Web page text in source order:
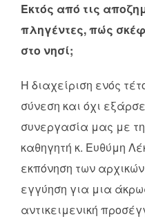
Εκτός από τις
πληγέντες, πώς
στο νησί;
Η διαχείριση ενός
σύνεση και όχι
συνεργασία μας με
καθηγητή κ. Ευθύμη
εκπόνηση των
εγγύηση για μια
αντικειμενική